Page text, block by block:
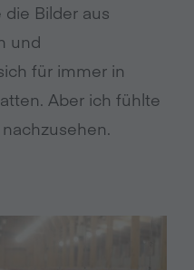
Bilder aus
und
für immer in
Aber ich fühlte